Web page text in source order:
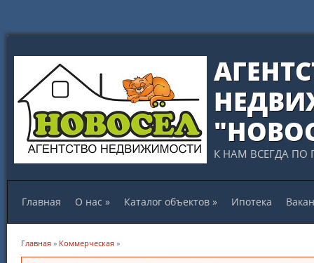
К НАМ ВСЕГДА ПО
Главная О нас » Каталог объектов » Ипотека
Вы здесь
Главная » Коммерческая »